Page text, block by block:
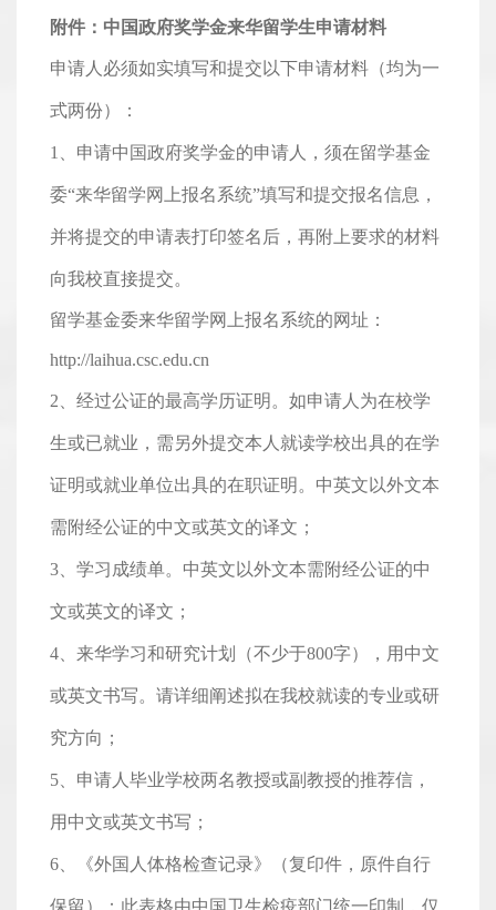
附件：中国政府奖学金来华留学生申请材料
申请人必须如实填写和提交以下申请材料（均为一
式两份）：
1、申请中国政府奖学金的申请人，须在留学基金
委“来华留学网上报名系统”填写和提交报名信息，
并将提交的申请表打印签名后，再附上要求的材料
向我校直接提交。
留学基金委来华留学网上报名系统的网址：
http://laihua.csc.edu.cn
2、经过公证的最高学历证明。如申请人为在校学
生或已就业，需另外提交本人就读学校出具的在学
证明或就业单位出具的在职证明。中英文以外文本
需附经公证的中文或英文的译文；
3、学习成绩单。中英文以外文本需附经公证的中
文或英文的译文；
4、来华学习和研究计划（不少于800字），用中文
或英文书写。请详细阐述拟在我校就读的专业或研
究方向；
5、申请人毕业学校两名教授或副教授的推荐信，
用中文或英文书写；
6、《外国人体格检查记录》（复印件，原件自行
保留）：此表格由中国卫生检疫部门统一印制，仅